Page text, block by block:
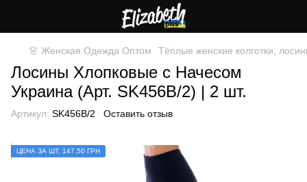
👗 Женская Одежда Оптом Тёплые женские колготки,
Лосины Хлопковые с Начесом
Украина (Арт. SK456B/2) | 2 шт.
Артикул: SK456B/2 Оставить отзыв
ЦЕНА ЗА ШТ. 147.50 ГРН